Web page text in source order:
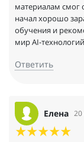
материалам смог
начал хорошо
обучения и
мир AI-
Ответить
Елена 20